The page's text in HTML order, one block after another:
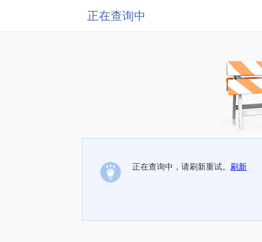
正在查询中
正在查询中，请刷新重试。 刷新